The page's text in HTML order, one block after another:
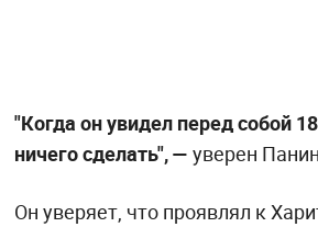
"Когда он увидел перед собой
ничего сделать", — уверен
Он уверяет, что проявлял к